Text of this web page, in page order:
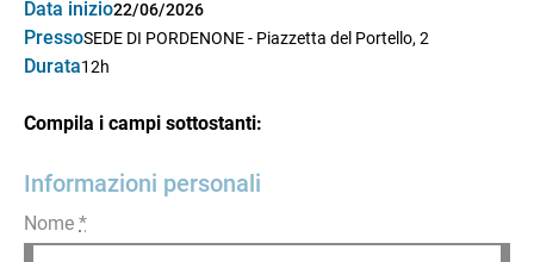
Data inizio22/06/2026
PressoSEDE DI PORDENONE - Piazzetta del Portello, 2
Durata12h
Compila i campi sottostanti:
Informazioni personali
Nome *